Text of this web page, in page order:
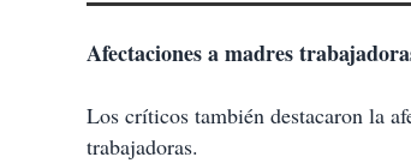
Afectaciones a madres
Los críticos también destacaron la
trabajadoras.